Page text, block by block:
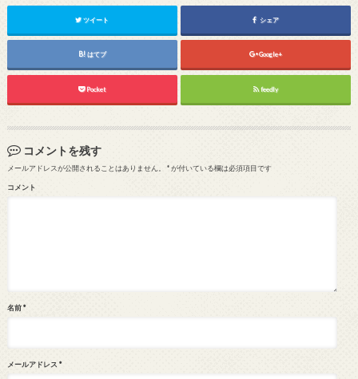
ツイート シェア
はてブ Google+
Pocket feedly
コメントを残す
メールアドレスが公開されることはありません。 *が付いている欄は必須項目です
コメント
名前 *
メールアドレス *